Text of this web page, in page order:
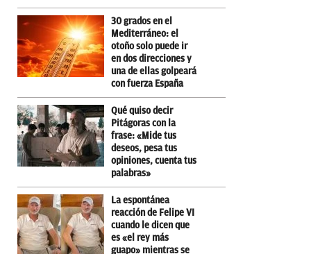
30 grados en el
Mediterráneo: el
otoño solo puede ir
en dos direcciones y
una de ellas golpeará
con fuerza España
Qué quiso decir
Pitágoras con la
frase: «Mide tus
deseos, pesa tus
opiniones, cuenta tus
palabras»
La espontánea
reacción de Felipe VI
cuando le dicen que
es «el rey más
guapo» mientras se